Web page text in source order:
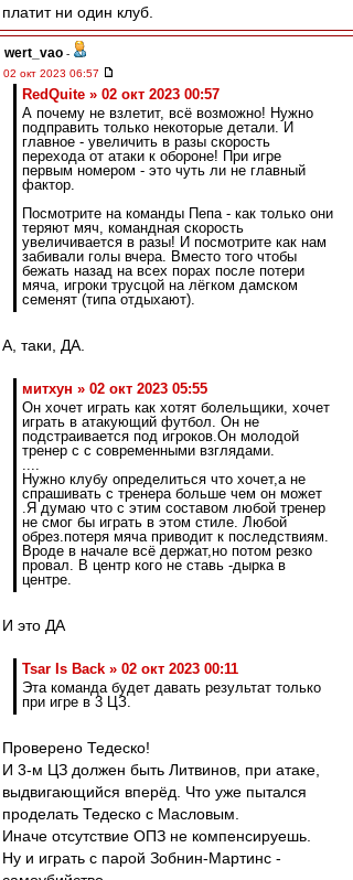
платит ни один клуб.
wert_vao -
02 окт 2023 06:57
RedQuite » 02 окт 2023 00:57
А почему не взлетит, всё возможно! Нужно
подправить только некоторые детали. И
главное - увеличить в разы скорость
перехода от атаки к обороне! При игре
первым номером - это чуть ли не главный
фактор.
Посмотрите на команды Пепа - как только они
теряют мяч, командная скорость
увеличивается в разы! И посмотрите как нам
забивали голы вчера. Вместо того чтобы
бежать назад на всех порах после потери
мяча, игроки трусцой на лёгком дамском
семенят (типа отдыхают).
А, таки, ДА.
митхун » 02 окт 2023 05:55
Он хочет играть как хотят болельщики, хочет
играть в атакующий футбол. Он не
подстраивается под игроков.Он молодой
тренер с с современными взглядами.
....
Нужно клубу определиться что хочет,а не
спрашивать с тренера больше чем он может
.Я думаю что с этим составом любой тренер
не смог бы играть в этом стиле. Любой
обрез.потеря мяча приводит к последствиям.
Вроде в начале всё держат,но потом резко
провал. В центр кого не ставь -дырка в
центре.
И это ДА
Tsar Is Back » 02 окт 2023 00:11
Эта команда будет давать результат только
при игре в 3 ЦЗ.
Проверено Тедеско!
И 3-м ЦЗ должен быть Литвинов, при атаке,
выдвигающийся вперёд. Что уже пытался
проделать Тедеско с Масловым.
Иначе отсутствие ОПЗ не компенсируешь.
Ну и играть с парой Зобнин-Мартинс -